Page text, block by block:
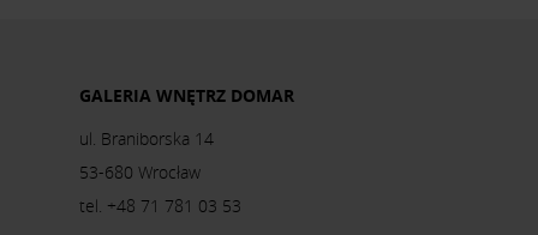
GALERIA WNĘTRZ DOMAR
ul. Braniborska 14
53-680 Wrocław
tel. +48 71 781 03 53